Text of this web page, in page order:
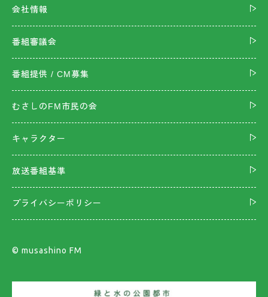
会社情報
番組審議会
番組提供 / CM募集
むさしのFM市民の会
キャラクター
放送番組基準
プライバシーポリシー
©︎ musashino FM